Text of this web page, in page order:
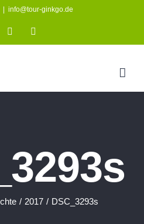
info@tour-ginkgo.de
Facebook
/ 2017 / DSC_3293s